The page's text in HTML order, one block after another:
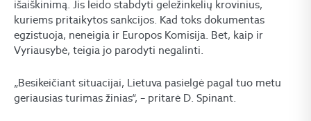
išaiškinimą. Jis leido stabdyti geležinkelių krovinius,
kuriems pritaikytos sankcijos. Kad toks dokumentas
egzistuoja, neneigia ir Europos Komisija. Bet, kaip ir
Vyriausybė, teigia jo parodyti negalinti.
„Besikeičiant situacijai, Lietuva pasielgė pagal tuo metu
geriausias turimas žinias“, – pritarė D. Spinant.